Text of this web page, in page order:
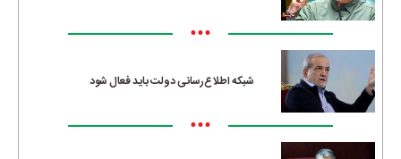
•••
شبکه اطلاع‌رسانی دولت باید فعال شود
•••